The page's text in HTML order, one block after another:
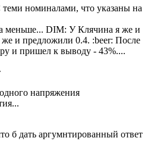
номиналами, что указаны на
меньше... DIM: У Клячина я же и
и предложили 0.4. :beer: После
и пришел к выводу - 43%....
напряжения
б дать аргумнтированный ответ